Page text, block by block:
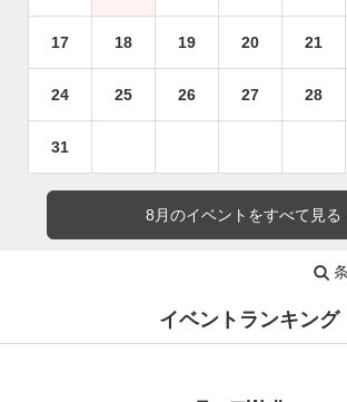
17 18 19 20 21
24 25 26 27 28
31
8月のイベントをすべて見る
イベントランキング